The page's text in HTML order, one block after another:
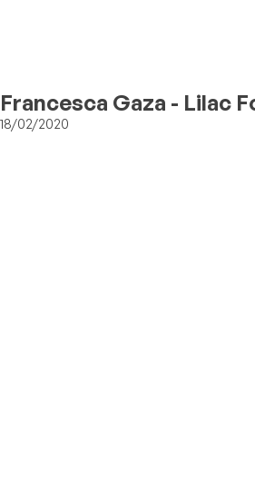
Francesca Gaza - Lilac
18/02/2020